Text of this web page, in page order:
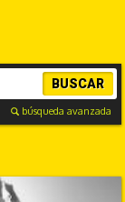
BUSCAR
búsqueda avanzada